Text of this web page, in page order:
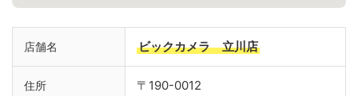
店舗名 ビックカメラ 立川店
住所
〒190-0012